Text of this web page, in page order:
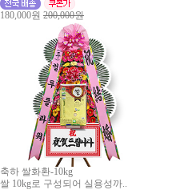
180,000원 200,000원
축하 쌀화환-10kg
쌀 10kg로 구성되어 실용성까..